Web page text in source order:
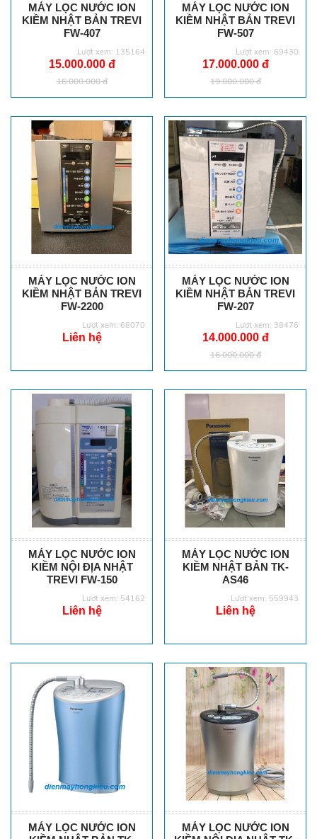
MÁY LỌC NƯỚC ION
KIỀM NHẬT BẢN TREVI
FW-407
Lượt xem: 135164
15.000.000 đ
16.000.000 đ
MÁY LỌC NƯỚC ION
KIỀM NHẬT BẢN TREVI
FW-507
Lượt xem: 69430
17.000.000 đ
19.000.000 đ
MÁY LỌC NƯỚC ION
KIỀM NHẬT BẢN TREVI
FW-2200
Lượt xem: 68070
Liên hệ
MÁY LỌC NƯỚC ION
KIỀM NHẬT BẢN TREVI
FW-207
Lượt xem: 38476
14.000.000 đ
16.000.000 đ
MÁY LỌC NƯỚC ION
KIỀM NỘI ĐỊA NHẬT
TREVI FW-150
Lượt xem: 54162
Liên hệ
MÁY LỌC NƯỚC ION
KIỀM NHẬT BẢN TK-
AS46
Lượt xem: 559943
Liên hệ
MÁY LỌC NƯỚC ION
MÁY LỌC NƯỚC ION